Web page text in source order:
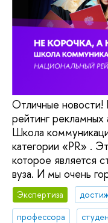
Отличные новости!
рейтинг
Школа
категории «PR» .
которое является
вуза. И мы очень
Экспертиза
профессора